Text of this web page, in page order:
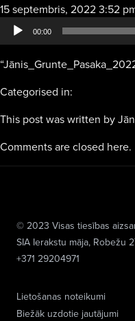
15 septembris, 2022 3:52
00:00
Categorised in:
This post was written by
Comments are closed here.
Lietošanas noteikumi
Biežāk uzdotie jautājumi
© 2023 Visas tiesības
SIA Ierakstu māja, Robežu
+371 29204971